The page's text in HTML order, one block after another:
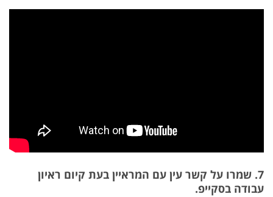
7. שמרו על קשר עין עם המראיין בעת קיום ראיון
עבודה בסקייפ.